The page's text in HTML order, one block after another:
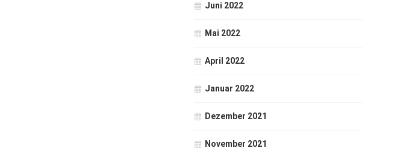
Juni 2022
Mai 2022
April 2022
Januar 2022
Dezember 2021
November 2021